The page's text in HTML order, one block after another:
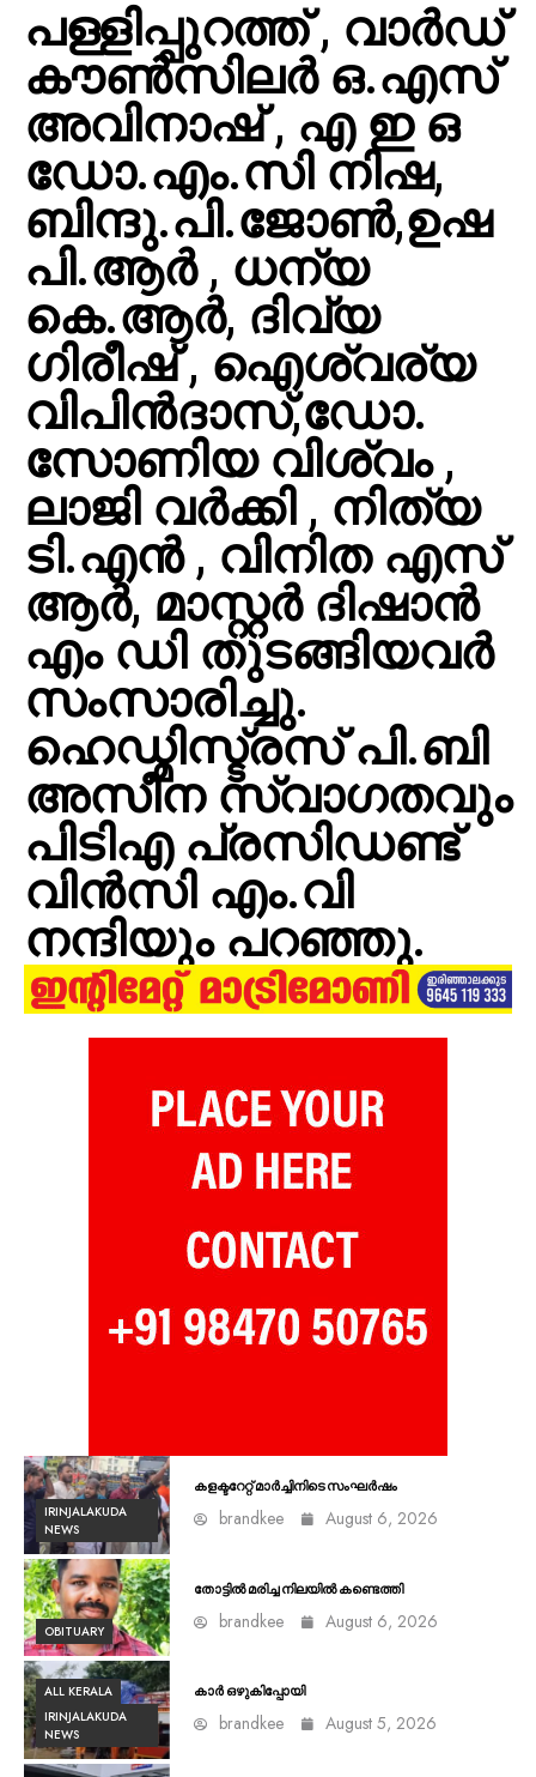
പള്ളിപ്പുറത്ത് , വാർഡ്
കൗൺസിലർ ഒ.എസ്
അവിനാഷ് , എ ഇ ഒ
ഡോ.എം.സി നിഷ,
ബിന്ദു.പി.ജോൺ,ഉഷ
പി.ആർ , ധന്യ
കെ.ആർ, ദിവ്യ
ഗിരീഷ് , ഐശ്വര്യ
വിപിൻദാസ്,ഡോ.
സോണിയ വിശ്വം ,
ലാജി വർക്കി , നിത്യ
ടി.എൻ , വിനിത എസ്
ആർ, മാസ്റ്റർ ദിഷാൻ
എം ഡി തുടങ്ങിയവർ
സംസാരിച്ചു.
ഹെഡ്മിസ്ട്രസ് പി.ബി
അസീന സ്വാഗതവും
പിടിഎ പ്രസിഡണ്ട്
വിൻസി എം.വി
നന്ദിയും പറഞ്ഞു.
IRINJALAKUDA
NEWS
കളക്ടറേറ്റ് മാർച്ചിനിടെ സംഘർഷം
brandkee August 6, 2026
OBITUARY
തോട്ടിൽ മരിച്ച നിലയിൽ കണ്ടെത്തി
brandkee August 6, 2026
ALL KERALA
IRINJALAKUDA
NEWS
കാർ ഒഴുകിപ്പോയി
brandkee August 5, 2026